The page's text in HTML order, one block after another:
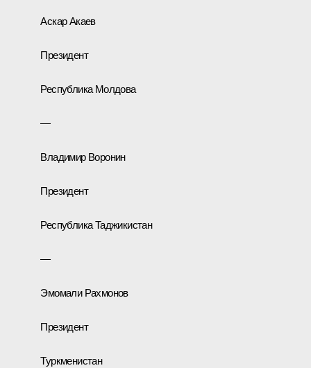
Аскар Акаев
Президент
Республика Молдова
—
Владимир Воронин
Президент
Республика Таджикистан
—
Эмомали Рахмонов
Президент
Туркменистан